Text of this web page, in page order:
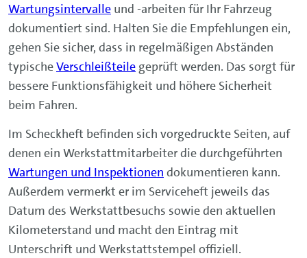
Wartungsintervalle und -arbeiten für Ihr Fahrzeug
dokumentiert sind. Halten Sie die Empfehlungen ein,
gehen Sie sicher, dass in regelmäßigen Abständen
typischeVerschleißteile geprüft werden. Das sorgt für
bessere Funktionsfähigkeit und höhere Sicherheit
beim Fahren.
Im Scheckheft befinden sich vorgedruckte Seiten, auf
denen ein Werkstattmitarbeiter die durchgeführten
Wartungen und Inspektionen dokumentieren kann.
Außerdem vermerkt er im Serviceheft jeweils das
Datum des Werkstattbesuchs sowie den aktuellen
Kilometerstand und macht den Eintrag mit
Unterschrift und Werkstattstempel offiziell.